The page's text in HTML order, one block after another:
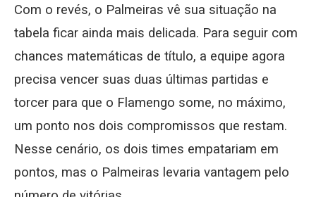
Com o revés, o Palmeiras vê sua situação na
tabela ficar ainda mais delicada. Para seguir com
chances matemáticas de título, a equipe agora
precisa vencer suas duas últimas partidas e
torcer para que o Flamengo some, no máximo,
um ponto nos dois compromissos que restam.
Nesse cenário, os dois times empatariam em
pontos, mas o Palmeiras levaria vantagem pelo